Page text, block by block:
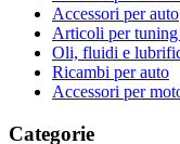
Accessori per auto
Articoli per tuning
Oli, fluidi e
Ricambi per auto
Accessori per
Categorie